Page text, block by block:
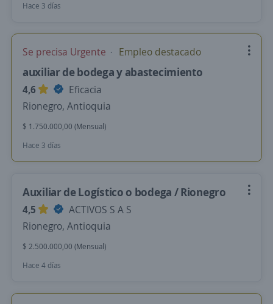
Hace 3 días
Se precisa Urgente Empleo destacado
auxiliar de bodega y abastecimiento
4,6
Eficacia
Rionegro, Antioquia
$ 1.750.000,00 (Mensual)
Hace 3 días
Auxiliar de Logístico o bodega / Rionegro
4,5
ACTIVOS S A S
Rionegro, Antioquia
$ 2.500.000,00 (Mensual)
Hace 4 días